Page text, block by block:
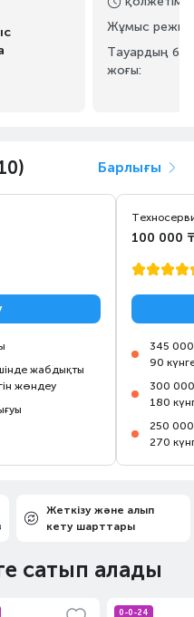
Жұмыс
Тауардың
жоғы:
Барлығы
жабдықты
жөндеу
100 000
345 000
90
300 000
180
250 000
270
Жеткізу және алып
кету шарттары
сатып алады
0-0-24